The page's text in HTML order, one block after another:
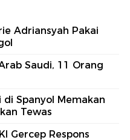
Adriansyah Pakai
Saudi, 11 Orang
Spanyol Memakan
Tewas
Gercep Respons